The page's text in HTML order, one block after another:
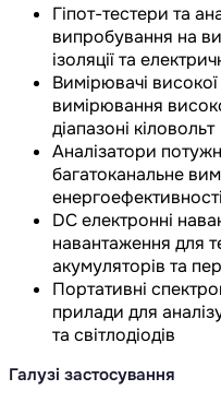
Гіпот-тестери та
випробування на
ізоляції та
Вимірювачі
вимірювання
діапазоні кіловольт
Аналізатори
багатоканальне
DC електронні
навантаження для
акумуляторів та
Портативні
прилади для
та світлодіодів
Галузі застосування